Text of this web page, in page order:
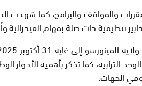
والمواقف والبرامج، كما شهدت
تنظيمية ذات صلة بمهام الفيدرالية
الترابية، كما تذكر بأهمية الأدوار
الجهات.